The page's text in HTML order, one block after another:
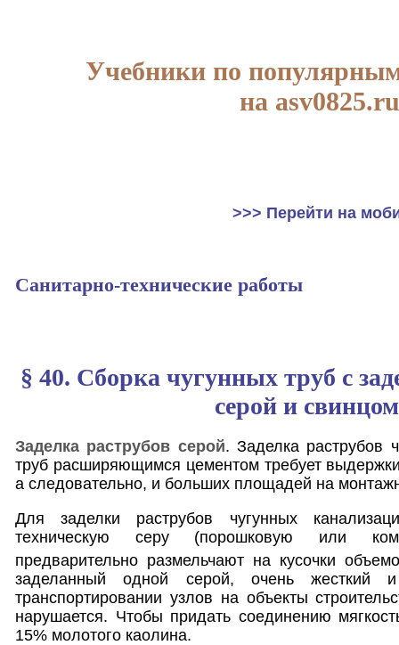
Учебники по
на asv0825.ru
>>> Перейти на
Санитарно-технические работы
§ 40. Сборка чугунных труб с
серой и свинцом
Заделка раструбов серой. Заделка раструбов
труб расширяющимся цементом требует
а следовательно, и больших площадей на
Для заделки раструбов чугунных
техническую серу (порошковую или
предварительно размельчают на кусочки
заделанный одной серой, очень жесткий
транспортировании узлов на объекты
нарушается. Чтобы придать соединению
15% молотого каолина.